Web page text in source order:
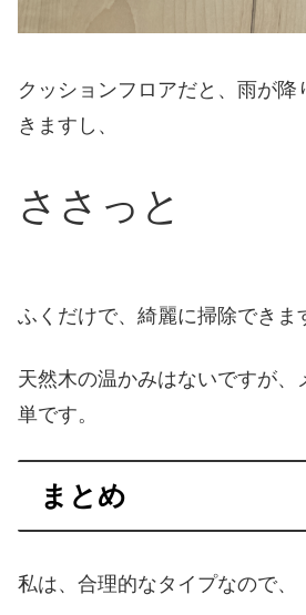
クッションフロアだと、雨が降
きますし、
ささっと
ふくだけで、綺麗に掃除できま
天然木の温かみはないですが、
単です。
まとめ
私は、合理的なタイプなので、